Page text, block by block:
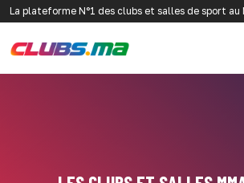
La plateforme N°1 des clubs et salles de sport au